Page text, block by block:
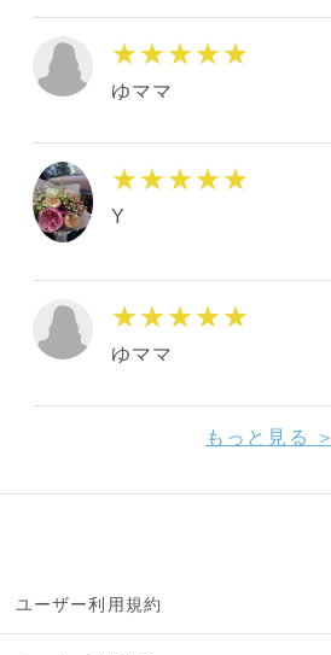
★★★★★
ゆママ
★★★★★
Y
★★★★★
ゆママ
もっと見る ＞
ユーザー利用規約